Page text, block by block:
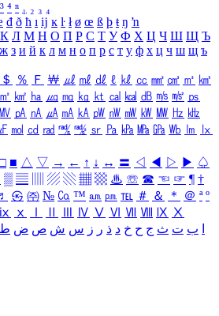
³ ⁴ ⁿ ₁ ₂ ₃ ₄
đ ð ħ ı ĳ ĸ ŀ ł ø œ ß þ ŧ ŋ ŉ
К Л М Н О П Р С Т У Ф Х Ц Ч Ш Щ Ъ
ж з и й к л м н о п р с т у ф х ц ч ш щ ъ
＄ ％ Ｆ ￦ ㎕ ㎖ ㎗ ℓ ㎘ ㏄ ㎣ ㎤ ㎥ ㎦
㎡ ㎢ ㏊ ㎍ ㎎ ㎏ ㏏ ㎈ ㎉ ㏈ ㎧ ㎨ ㎰
㎹ ㎀ ㎁ ㎂ ㎃ ㎄ ㎺ ㎻ ㎽ ㎾ ㎿ ㎐ ㎑
㏖ ㏅ ㎭ ㎮ ㎯ ㏛ ㎩ ㎪ ㎫ ㎬ ㏝ ㏐
㏓
■ △ ▽ → ← ↑ ↓ ↔ 〓 ◁ ◀ ▷ ▶ ♤
▒ ▤ ▨ ▧ ▦ ▩ ♨ ☏ ☎ ☜ ☞ ¶ †
㉿ ㈜ № ㏇ ™ ㏂ ㏘ ℡ ＃ ＆ ＊ ＠ ª º
ⅸ ⅹ Ⅳ Ⅴ Ⅵ Ⅶ Ⅷ Ⅸ Ⅹ
ب ت ث ج ح خ د ذ ر ز س ش ص ض ط